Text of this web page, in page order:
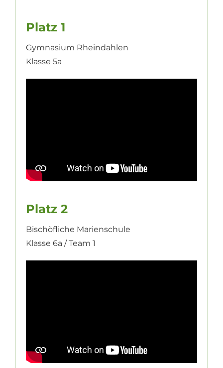
Platz 1
Gymnasium Rheindahlen
Klasse 5a
Platz 2
Bischöfliche Marienschule
Klasse 6a / Team 1